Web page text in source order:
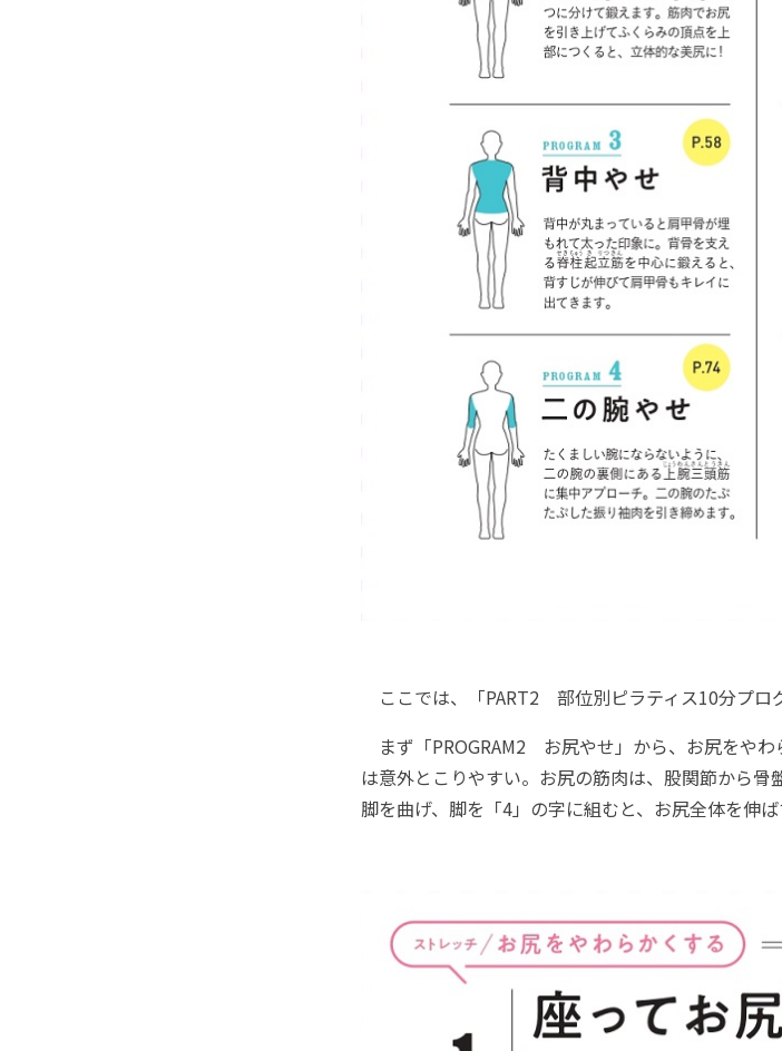
ここでは、「PART2 部位別ピラティス10分プロ
まず「PROGRAM2 お尻やせ」から、お尻をや
は意外とこりやすい。お尻の筋肉は、股関節から
脚を曲げ、脚を「4」の字に組むと、お尻全体を伸ば